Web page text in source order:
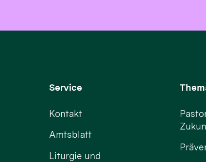
Service
Kontakt
Amtsblatt
Liturgie und